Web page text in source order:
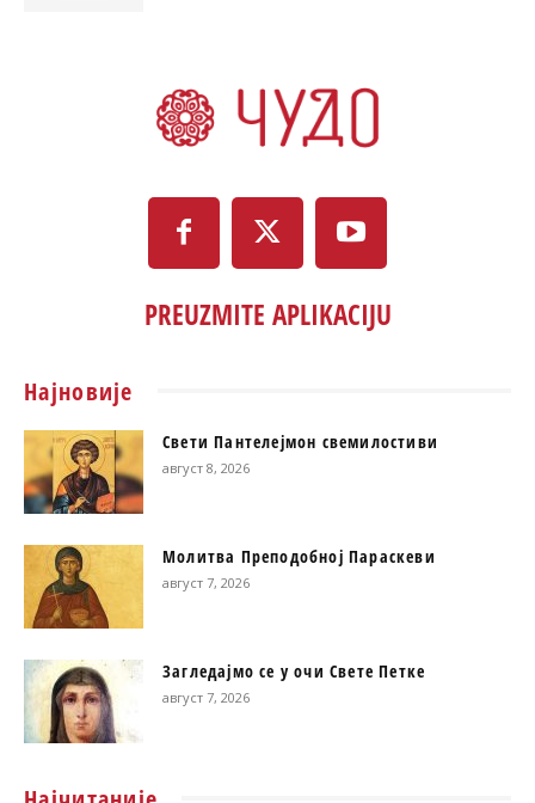
PREUZMITE APLIKACIJU
Најновије
Свети Пантелејмон свемилостиви
август 8, 2026
Молитва Преподобној Параскеви
август 7, 2026
Загледајмо се у очи Свете Петке
август 7, 2026